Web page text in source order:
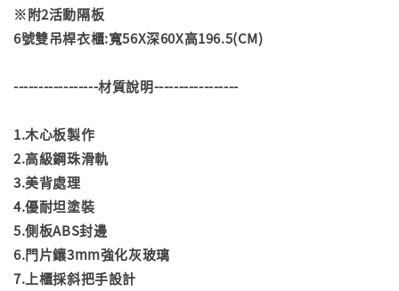
※附2活動隔板
6號雙吊桿衣櫃:寬56X深60X高196.5(CM)
-----------------材質說明-----------------
1.木心板製作
2.高級鋼珠滑軌
3.美背處理
4.優耐坦塗裝
5.側板ABS封邊
6.門片鑲3mm強化灰玻璃
7.上櫃採斜把手設計